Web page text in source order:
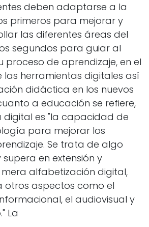
deben adaptarse a la
primeros para mejorar y
las diferentes áreas del
segundos para guiar al
proceso de aprendizaje, en el
las herramientas digitales así
didáctica en los nuevos
a educación se refiere,
digital es "la capacidad de
para mejorar los
Se trata de algo
en extensión y
alfabetización digital,
otros aspectos como el
el audiovisual y
La